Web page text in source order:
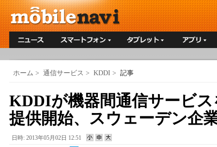
ホーム > 通信サービス > KDDI > 記事
KDDIが機器間通信サービ
提供開始、スウェーデン企
日時: 2013年05月02日 12:51